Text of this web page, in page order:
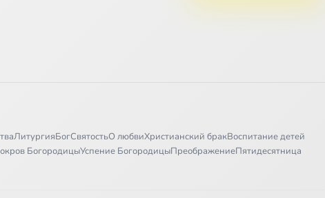
ЛитургияБогСвятостьО любвиХристианский бракВоспитание детей
БогородицыУспение БогородицыПреображениеПятидесятница